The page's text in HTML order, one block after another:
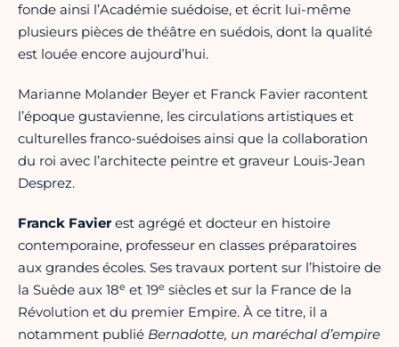
fonde ainsi l’Académie suédoise, et écrit lui-même
plusieurs pièces de théâtre en suédois, dont la qualité
est louée encore aujourd’hui.
Marianne Molander Beyer et Franck Favier racontent
l’époque gustavienne, les circulations artistiques et
culturelles franco-suédoises ainsi que la collaboration
du roi avec l’architecte peintre et graveur Louis-Jean
Desprez.
Franck Favierest agrégé et docteur en histoire
contemporaine, professeur en classes préparatoires
aux grandes écoles. Ses travaux portent sur l’histoire de
la Suède aux 18e et 19e siècles et sur la France de la
Révolution et du premier Empire. À ce titre, il a
notamment publié Bernadotte, un maréchal d’empire